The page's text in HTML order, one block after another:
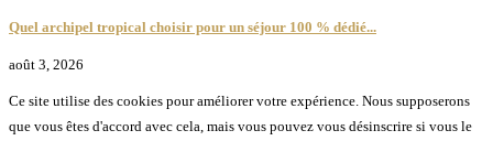
Quel archipel tropical choisir pour un séjour 100 % dédié...
août 3, 2026
Ce site utilise des cookies pour améliorer votre expérience. Nous supposerons
que vous êtes d'accord avec cela, mais vous pouvez vous désinscrire si vous le